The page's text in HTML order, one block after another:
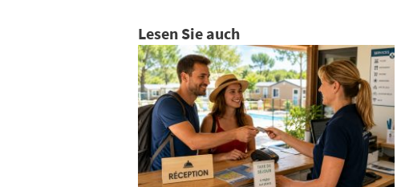
Lesen Sie auch